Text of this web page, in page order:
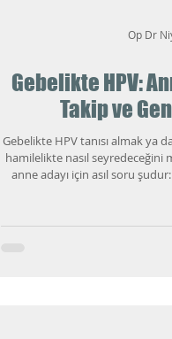
Gebelikte HPV:
Takip ve
Gebelikte HPV tanısı almak ya
hamilelikte nasıl seyredeceğini
anne adayı için asıl soru
siğil (kondilom) tedavisinde
Op Dr